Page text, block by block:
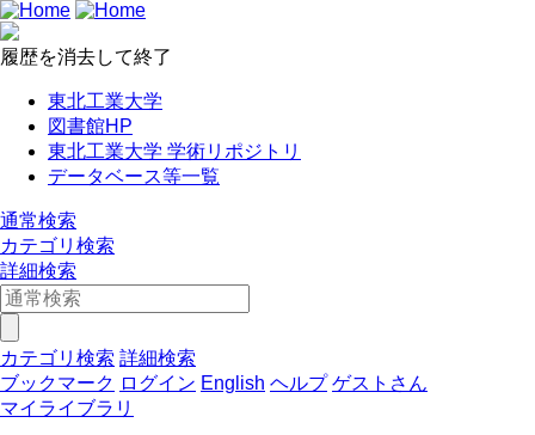
履歴を消去して終了
東北工業大学
図書館HP
東北工業大学 学術リポジトリ
データベース等一覧
通常検索
カテゴリ検索
詳細検索
カテゴリ検索 詳細検索
ブックマーク ログイン English ヘルプ ゲストさん
マイライブラリ